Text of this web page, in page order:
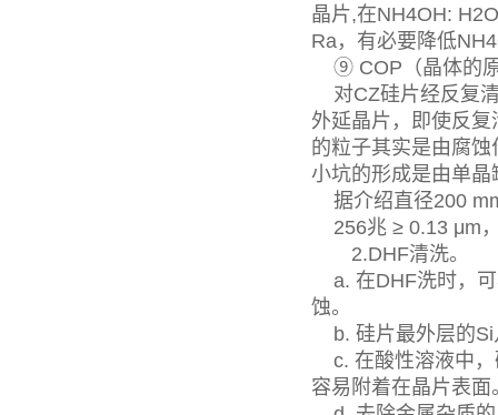
晶片,在NH4OH:
Ra，有必要降低
⑨ COP（晶体的
对CZ硅片经反复
外延晶片，即使反
的粒子其实是由腐
小坑的形成是由单
据介绍直径200
256兆 ≥ 0.13 μm
2.DHF清洗。
a. 在DHF洗时，可
蚀。
b. 硅片最外层的Si
c. 在酸性溶液中，
容易附着在晶片表